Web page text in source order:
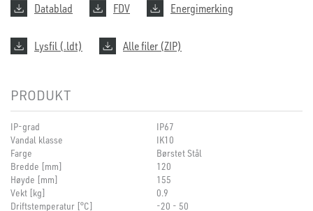
Datablad FDV Energimerking
Lysfil (.ldt) Alle filer (ZIP)
PRODUKT
IP-grad
IP67
Vandal klasse
IK10
Farge
Børstet Stål
Bredde [mm]
120
Høyde [mm]
155
Vekt [kg]
0.9
Driftstemperatur [°C]
-20 - 50